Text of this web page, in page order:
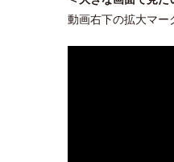
動画右下の拡大マー